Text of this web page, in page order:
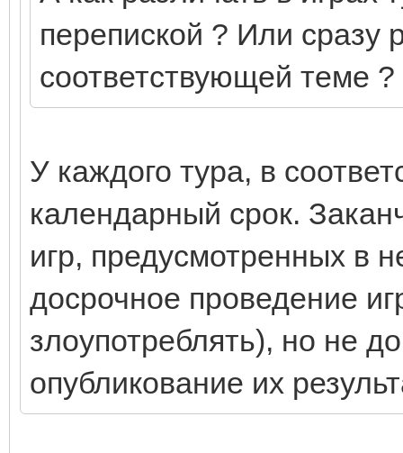
перепиской ? Или сразу
соответствующей теме ?
У каждого тура, в
календарный срок.
игр, предусмотренных в
досрочное проведение
злоупотреблять), но не
опубликование их